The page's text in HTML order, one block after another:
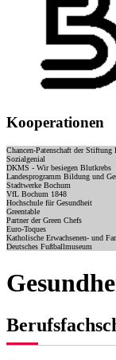
Kooperationen
Chancen-Patenschaft der
Sozialgenial
DKMS - Wir besiegen Blutkrebs
Landesprogramm Bildung und
Stadtwerke Bochum
VfL Bochum 1848
Hochschule für Gesundheit
Greentable
Partner der Green Chefs
Euro-Toques
Katholische Erwachsenen- und
Deutsches Fußballmuseum